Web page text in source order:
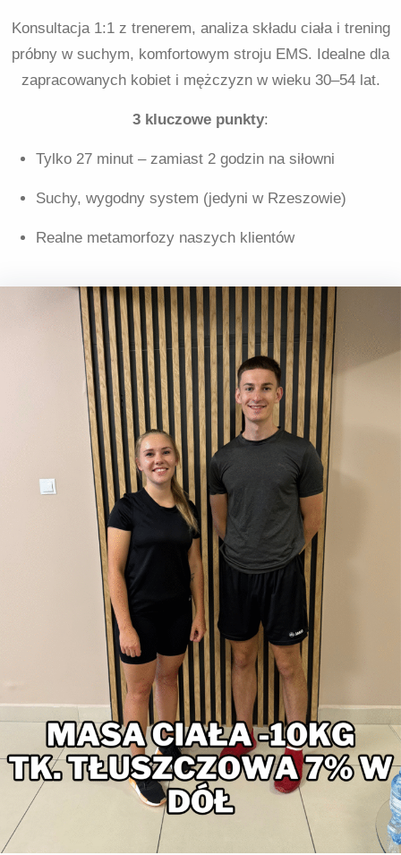
Konsultacja 1:1 z trenerem, analiza składu ciała i trening
próbny w suchym, komfortowym stroju EMS. Idealne dla
zapracowanych kobiet i mężczyzn w wieku 30–54 lat.
3 kluczowe punkty:
Tylko 27 minut – zamiast 2 godzin na siłowni
Suchy, wygodny system (jedyni w Rzeszowie)
Realne metamorfozy naszych klientów